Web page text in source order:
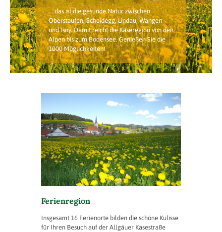
... das ist die gesunde Natur zwischen
Oberstaufen, Scheidegg, Lindau, Wangen
und Isny. Damit reicht die Käseregion von den
Alpen bis zum Bodensee. Genießen Sie die
1000 Möglichkeiten!
Ferienregion
Insgesamt 16 Ferienorte bilden die schöne Kulisse
für Ihren Besuch auf der Allgäuer Käsestraße